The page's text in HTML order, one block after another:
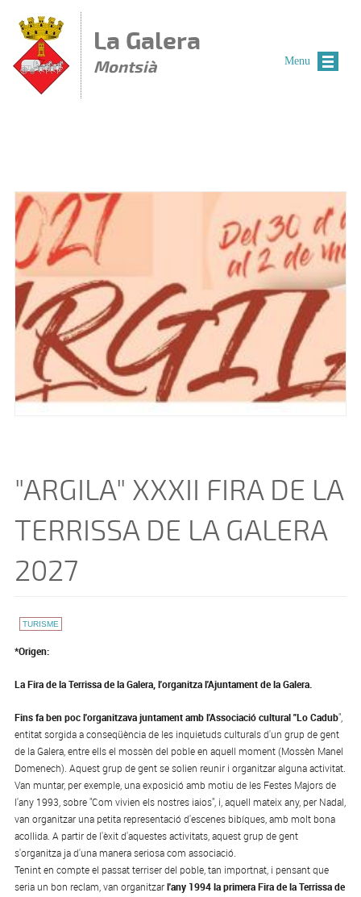
La Galera
Montsià
"ARGILA" XXXII FIRA DE LA
TERRISSA DE LA GALERA
2027
TURISME
*Origen:
La Fira de la Terrissa de la Galera, l'organitza l'Ajuntament de la Galera.
Fins fa ben poc l'organitzava juntament amb l'Associació cultural "Lo Cadub",
entitat sorgida a conseqüència de les inquietuds culturals d'un grup de gent
de la Galera, entre ells el mossèn del poble en aquell moment (Mossèn Manel
Domenech). Aquest grup de gent se solien reunir i organitzar alguna activitat.
Van muntar, per exemple, una exposició amb motiu de les Festes Majors de
l'any 1993, sobre "Com vivien els nostres iaios", i, aquell mateix any, per Nadal,
van organitzar una petita representació d'escenes bibíques, amb molt bona
acollida. A partir de l'èxit d'aquestes activitats, aquest grup de gent
s'organitza ja d'una manera seriosa com associació.
Tenint en compte el passat terriser del poble, tan importnat, i pensant que
seria un bon reclam, van organitzar l'any 1994 la primera Fira de la Terrissa de
Menu